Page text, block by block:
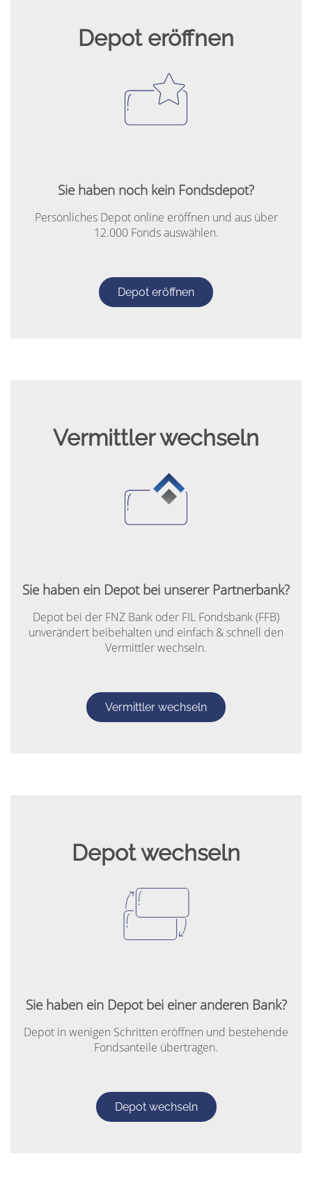
Depot eröffnen
Sie haben noch kein Fondsdepot?
Persönliches Depot online eröffnen und aus über
12.000 Fonds auswählen.
Depot eröffnen
Vermittler wechseln
Sie haben ein Depot bei unserer Partnerbank?
Depot bei der FNZ Bank oder FIL Fondsbank (FFB)
unverändert beibehalten und einfach & schnell den
Vermittler wechseln.
Vermittler wechseln
Depot wechseln
Sie haben ein Depot bei einer anderen Bank?
Depot in wenigen Schritten eröffnen und bestehende
Fondsanteile übertragen.
Depot wechseln